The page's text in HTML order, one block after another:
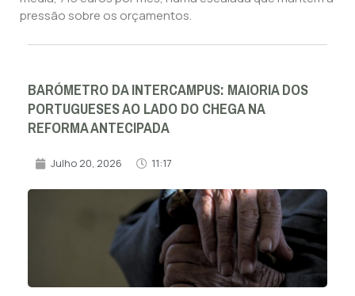
pressão sobre os orçamentos.
BARÓMETRO DA INTERCAMPUS: MAIORIA DOS
PORTUGUESES AO LADO DO CHEGA NA
REFORMA ANTECIPADA
Julho 20, 2026 11:17